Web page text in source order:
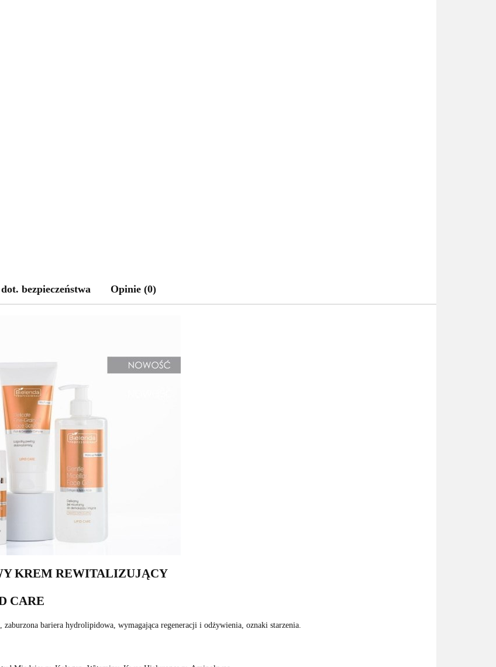
bezpieczeństwa Opinie (0)
KREM REWITALIZUJĄCY
CARE
zaburzona bariera hydrolipidowa, wymagająca regeneracji i odżywienia, oznaki starzenia.